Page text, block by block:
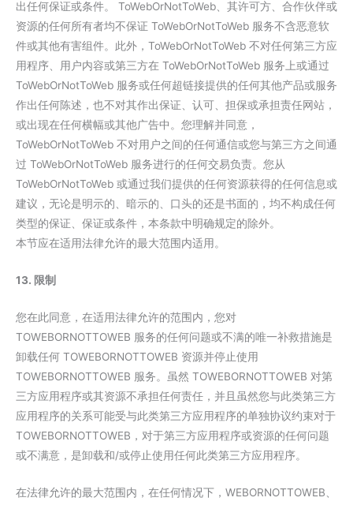
出任何保证或条件。 ToWebOrNotToWeb、其许可方、合作伙伴或
资源的任何所有者均不保证 ToWebOrNotToWeb 服务不含恶意软
件或其他有害组件。此外，ToWebOrNotToWeb 不对任何第三方应
用程序、用户内容或第三方在 ToWebOrNotToWeb 服务上或通过
ToWebOrNotToWeb 服务或任何超链接提供的任何其他产品或服务
作出任何陈述，也不对其作出保证、认可、担保或承担责任网站，
或出现在任何横幅或其他广告中。您理解并同意，
ToWebOrNotToWeb 不对用户之间的任何通信或您与第三方之间通
过 ToWebOrNotToWeb 服务进行的任何交易负责。您从
ToWebOrNotToWeb 或通过我们提供的任何资源获得的任何信息或
建议，无论是明示的、暗示的、口头的还是书面的，均不构成任何
类型的保证、保证或条件，本条款中明确规定的除外。
本节应在适用法律允许的最大范围内适用。
13. 限制
您在此同意，在适用法律允许的范围内，您对
TOWEBORNOTTOWEB 服务的任何问题或不满的唯一补救措施是
卸载任何 TOWEBORNOTTOWEB 资源并停止使用
TOWEBORNOTTOWEB 服务。虽然 TOWEBORNOTTOWEB 对第
三方应用程序或其资源不承担任何责任，并且虽然您与此类第三方
应用程序的关系可能受与此类第三方应用程序的单独协议约束对于
TOWEBORNOTTOWEB，对于第三方应用程序或资源的任何问题
或不满意，是卸载和/或停止使用任何此类第三方应用程序。
在法律允许的最大范围内，在任何情况下，WEBORNOTTOWEB、